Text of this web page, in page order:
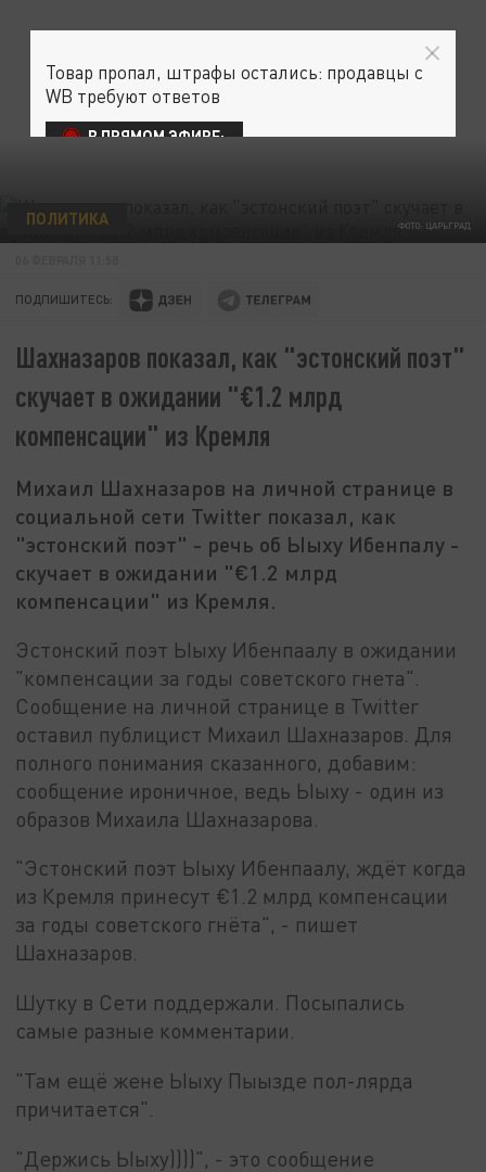
ФОТО: ЦАРЬГРАД
ПОЛИТИКА
ПОДПИШИТЕСЬ:
Шахназаров показал, как "эстонский поэт"
скучает в ожидании "€1.2 млрд
компенсации" из Кремля
Михаил Шахназаров на личной странице в
социальной сети Twitter показал, как
"эстонский поэт" - речь об Ыыху Ибенпалу -
скучает в ожидании "€1.2 млрд
компенсации" из Кремля.
Эстонский поэт Ыыху Ибенпаалу в ожидании
"компенсации за годы советского гнета".
Сообщение на личной странице в Twitter
оставил публицист Михаил Шахназаров. Для
полного понимания сказанного, добавим:
сообщение ироничное, ведь Ыыху - один из
образов Михаила Шахназарова.
"Эстонский поэт Ыыху Ибенпаалу, ждёт когда
из Кремля принесут €1.2 млрд компенсации
за годы советского гнёта", - пишет
Шахназаров.
Шутку в Сети поддержали. Посыпались
самые разные комментарии.
"Там ещё жене Ыыху Пыызде пол-лярда
причитается".
"Держись Ыыху))))", - это сообщение
Товар пропал, штрафы остались: продавцы с
WB требуют ответов
В ПРЯМОМ ЭФИРЕ: